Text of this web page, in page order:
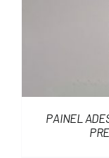
PAINEL